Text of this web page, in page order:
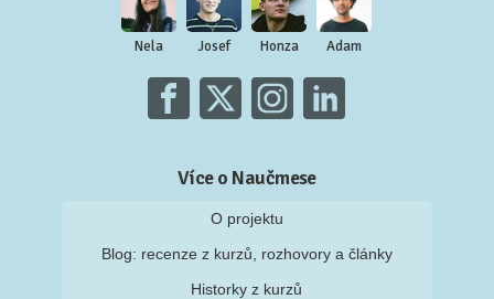
Nela Josef Honza Adam
Více o Naučmese
O projektu
Blog: recenze z kurzů, rozhovory a články
Historky z kurzů